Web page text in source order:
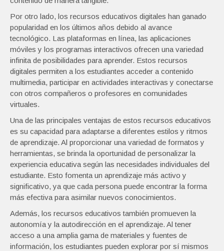
Por otro lado, los recursos educativos digitales han ganado
popularidad en los últimos años debido al avance
tecnológico. Las plataformas en línea, las aplicaciones
móviles y los programas interactivos ofrecen una variedad
infinita de posibilidades para aprender. Estos recursos
digitales permiten a los estudiantes acceder a contenido
multimedia, participar en actividades interactivas y conectarse
con otros compañeros o profesores en comunidades
virtuales.
Una de las principales ventajas de estos recursos educativos
es su capacidad para adaptarse a diferentes estilos y ritmos
de aprendizaje. Al proporcionar una variedad de formatos y
herramientas, se brinda la oportunidad de personalizar la
experiencia educativa según las necesidades individuales del
estudiante. Esto fomenta un aprendizaje más activo y
significativo, ya que cada persona puede encontrar la forma
más efectiva para asimilar nuevos conocimientos.
Además, los recursos educativos también promueven la
autonomía y la autodirección en el aprendizaje. Al tener
acceso a una amplia gama de materiales y fuentes de
información, los estudiantes pueden explorar por sí mismos